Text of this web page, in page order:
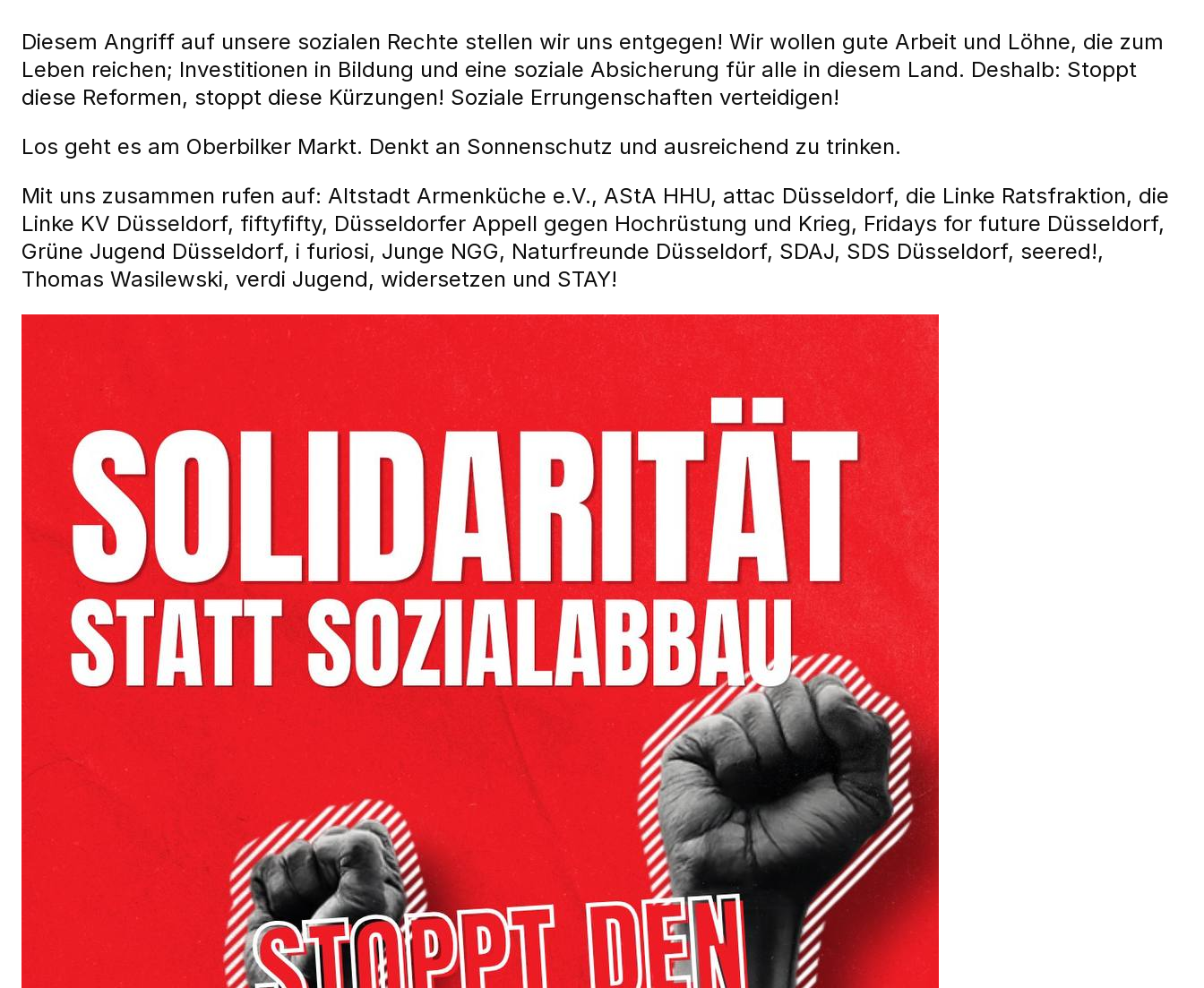
Diesem Angriff auf unsere sozialen Rechte stellen wir uns entgegen! Wir wollen gute Arbeit und Löhne, die zum
Leben reichen; Investitionen in Bildung und eine soziale Absicherung für alle in diesem Land. Deshalb: Stoppt
diese Reformen, stoppt diese Kürzungen! Soziale Errungenschaften verteidigen!
Los geht es am Oberbilker Markt. Denkt an Sonnenschutz und ausreichend zu trinken.
Mit uns zusammen rufen auf: Altstadt Armenküche e.V., AStA HHU, attac Düsseldorf, die Linke Ratsfraktion, die
Linke KV Düsseldorf, fiftyfifty, Düsseldorfer Appell gegen Hochrüstung und Krieg, Fridays for future Düsseldorf,
Grüne Jugend Düsseldorf, i furiosi, Junge NGG, Naturfreunde Düsseldorf, SDAJ, SDS Düsseldorf, seered!,
Thomas Wasilewski, verdi Jugend, widersetzen und STAY!